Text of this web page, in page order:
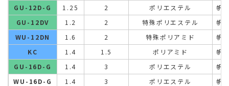
GU-12D-G
1.25 2 ポリエステル
帆
GU-12DV
1.2 2 特殊ポリエステル
帆
WU-12DN
1.6 2 特殊ポリアミド
帆
KC
1.4 1.5 ポリアミド
帆
GU-16D-G
1.4 3 ポリエステル
帆
WU-16D-G
1.4 3 ポリエステル
帆